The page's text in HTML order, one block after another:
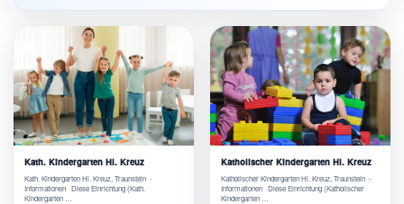
Kath. Kindergarten Hl. Kreuz
Kath. Kindergarten Hl. Kreuz, Traunstein -
Informationen Diese Einrichtung (Kath.
Kindergarten …
Katholischer Kindergarten Hl. Kreuz
Katholischer Kindergarten Hl. Kreuz, Traunstein -
Informationen Diese Einrichtung (Katholischer
Kindergarten …